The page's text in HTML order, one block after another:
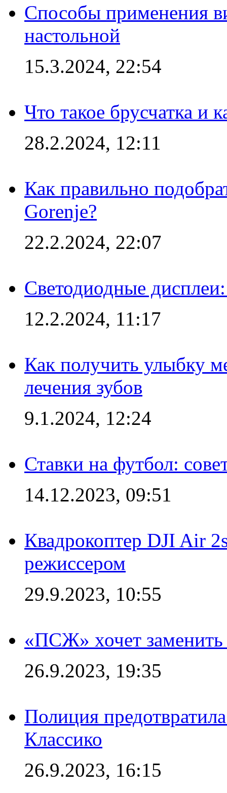
Способы применения
настольной
15.3.2024, 22:54
Что такое брусчатка и
28.2.2024, 12:11
Как правильно
Gorenje?
22.2.2024, 22:07
Светодиодные
12.2.2024, 11:17
Как получить улыбку
лечения зубов
9.1.2024, 12:24
Ставки на футбол:
14.12.2023, 09:51
Квадрокоптер DJI Air
режиссером
29.9.2023, 10:55
«ПСЖ» хочет
26.9.2023, 19:35
Полиция
Классико
26.9.2023, 16:15